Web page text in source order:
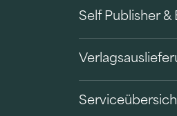
Self Publisher &